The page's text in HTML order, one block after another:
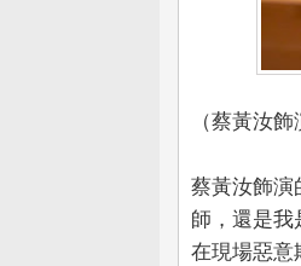
（蔡黃汝
蔡黃汝飾演
師，還是我
在現場惡意